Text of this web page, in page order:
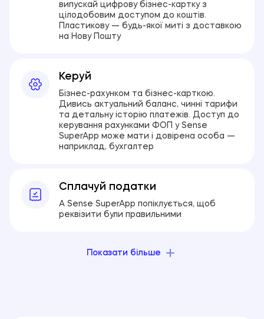
випускай цифрову бізнес-картку з
цілодобовим доступом до коштів.
Пластикову — будь-якої миті з доставкою
на Нову Пошту
Керуй
Бізнес-рахунком та бізнес-карткою.
Дивись актуальний баланс, чинні тарифи
та детальну історію платежів. Доступ до
керування рахунками ФОП у Sense
SuperApp може мати і довірена особа —
наприклад, бухгалтер
Сплачуй податки
А Sense SuperApp попіклується, щоб
реквізити були правильними
Показати більше